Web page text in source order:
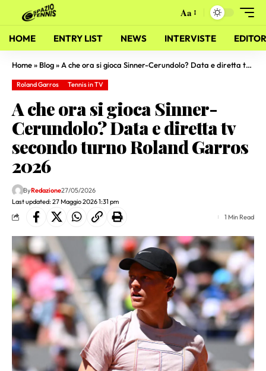
Aa
HOME ENTRY LIST NEWS INTERVISTE
Home» Blog» A che ora si gioca Sinner-Cerundolo? Data e diretta tv secondo turno Roland Garros 2026
Roland Garros Tennis in TV
A che ora si gioca Sinner-
Cerundolo? Data e diretta tv
secondo turno Roland Garros
2026
Last updated: 27 Maggio 2026 1:31 pm
ByRedazione27/05/2026
1 Min Read